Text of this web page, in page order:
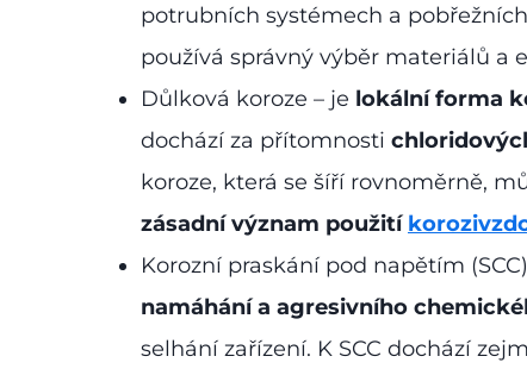
potrubních systémech a
používá správný výběr materiálů a
Důlková koroze – je lokální forma
dochází za přítomnosti
koroze, která se šíří rovnoměrně,
zásadní význam použití
Korozní praskání pod napětím
namáhání a agresivního
selhání zařízení. K SCC dochází